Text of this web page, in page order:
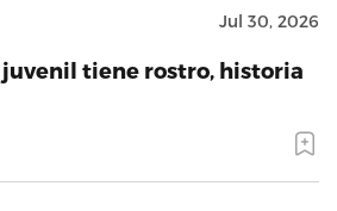
Jul 30, 2026
tiene rostro, historia